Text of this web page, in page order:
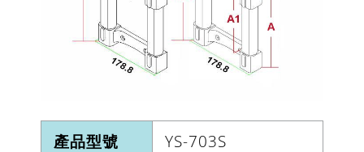
產品型號 YS-703S